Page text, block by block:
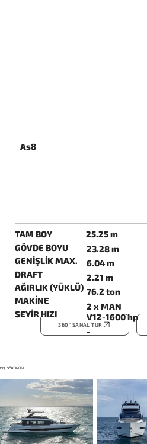
As8
TAM BOY
GÖVDE BOYU
GENİŞLİK MAX.
DRAFT
AĞIRLIK (YÜKLÜ)
MAKİNE
SEYİR HIZI
25.25 m
23.28 m
6.04 m
2.21 m
76.2 ton
2 x MAN
V12-1600 hp
-
360° SANAL TUR
DIŞ GÖRÜNÜM